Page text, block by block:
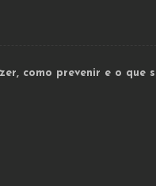
como prevenir e o que